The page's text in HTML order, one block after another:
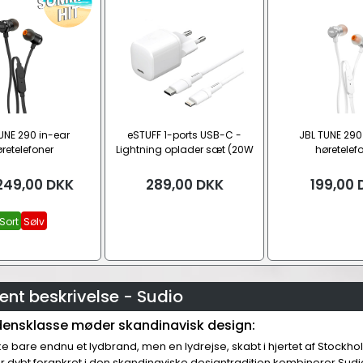
290 in-ear
DKK
Sølv
eSTUFF 1-ports USB-C -
Lightning oplader sæt (20W
289,00 DKK
JBL TUNE
199,00
beskrivelse - Sudio
møder skandinavisk design:
bare endnu et lydbrand, men en lydrejse, skabt i hjertet af